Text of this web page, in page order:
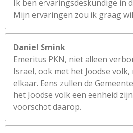
Ik ben ervaringsdeskundige in
Mijn ervaringen zou ik graag
Daniel Smink
Emeritus PKN, niet alleen
Israel, ook met het Joodse volk,
elkaar. Eens zullen de
het Joodse volk een eenheid
voorschot daarop.